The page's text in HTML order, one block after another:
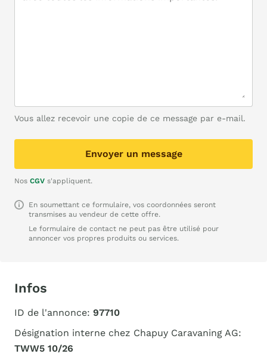
Vous allez recevoir une copie de ce message par e-mail.
Envoyer un message
Nos CGV s'appliquent.
En soumettant ce formulaire, vos coordonnées seront
transmises au vendeur de cette offre.
Le formulaire de contact ne peut pas être utilisé pour
annoncer vos propres produits ou services.
Infos
ID de l'annonce: 97710
Désignation interne chez Chapuy Caravaning AG:
TWW5 10/26